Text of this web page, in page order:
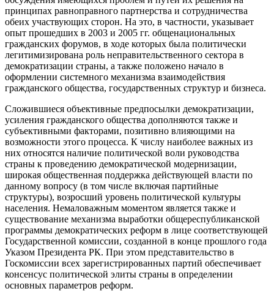
принципах равноправного партнерства и сотрудничества
обеих участвующих сторон. На это, в частности, указывает
опыт прошедших в 2003 и 2005 гг. общенациональных
гражданских форумов, в ходе которых была политически
легитимизирована роль неправительственного сектора в
демократизации страны, а также положено начало в
оформлении системного механизма взаимодействия
гражданского общества, государственных структур и бизнеса.
Сложившиеся объективные предпосылки демократизации,
усиления гражданского общества дополняются также и
субъективными факторами, позитивно влияющими на
возможности этого процесса. К числу наиболее важных из
них относятся наличие политической воли руководства
страны к проведению демократической модернизации,
широкая общественная поддержка действующей власти по
данному вопросу (в том числе включая партийные
структуры), возросший уровень политической культуры
населения. Немаловажным моментом является также и
существование механизма выработки общереспубликанской
программы демократических реформ в лице соответствующей
Государственной комиссии, созданной в конце прошлого года
Указом Президента РК. При этом представительство в
Госкомиссии всех зарегистрированных партий обеспечивает
консенсус политической элиты страны в определении
основных параметров реформ.